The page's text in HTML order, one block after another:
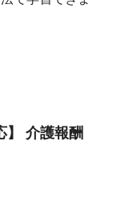
】 介護報酬